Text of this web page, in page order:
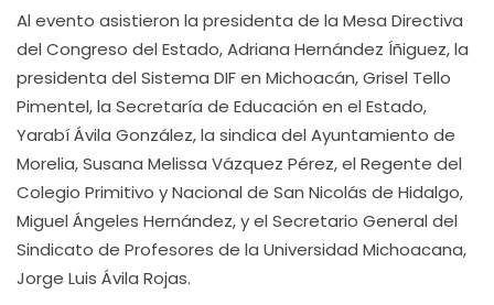
Al evento asistieron la presidenta de la Mesa Directiva
del Congreso del Estado, Adriana Hernández Íñiguez, la
presidenta del Sistema DIF en Michoacán, Grisel Tello
Pimentel, la Secretaría de Educación en el Estado,
Yarabí Ávila González, la sindica del Ayuntamiento de
Morelia, Susana Melissa Vázquez Pérez, el Regente del
Colegio Primitivo y Nacional de San Nicolás de Hidalgo,
Miguel Ángeles Hernández, y el Secretario General del
Sindicato de Profesores de la Universidad Michoacana,
Jorge Luis Ávila Rojas.